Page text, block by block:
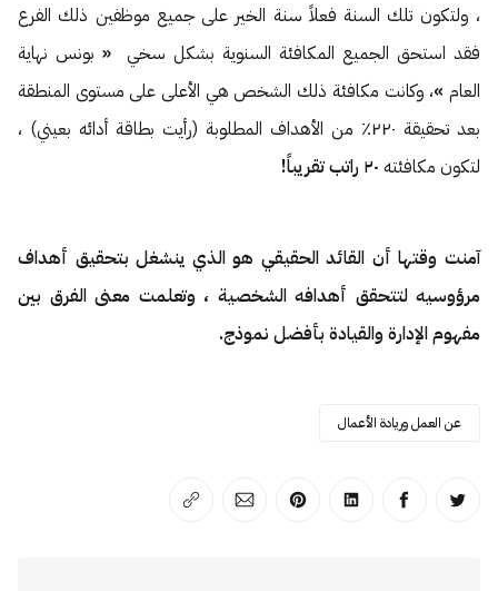
، ولتكون تلك السنة فعلاً سنة الخير على جميع موظفين ذلك الفرع
فقد استحق الجميع المكافئة السنوية بشكل سخي « بونس نهاية
العام»، وكانت مكافئة ذلك الشخص هي الأعلى على مستوى المنطقة
بعد تحقيقة ٢٢٠٪ من الأهداف المطلوبة (رأيت بطاقة أدائه بعيني) ،
لتكون مكافئته ٢٠ راتب تقريباً!
آمنت وقتها أن القائد الحقيقي هو الذي ينشغل بتحقيق أهداف
مرؤوسيه لتتحقق أهدافه الشخصية ، وتعلمت معنى الفرق بين
مفهوم الإدارة والقيادة بأفضل نموذج.
عن العمل وريادة الأعمال
انشر على تويترانشر على الفيسبوك
انشر على لينكد إن
انشر على بينترست
انشر على الإيميل
انسخ الرابط